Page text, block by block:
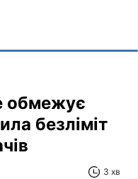
обмежує
безліміт
3 хв